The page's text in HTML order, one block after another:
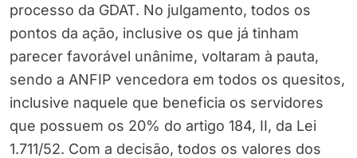
processo da GDAT. No julgamento, todos os
pontos da ação, inclusive os que já tinham
parecer favorável unânime, voltaram à pauta,
sendo a ANFIP vencedora em todos os quesitos,
inclusive naquele que beneficia os servidores
que possuem os 20% do artigo 184, II, da Lei
1.711/52. Com a decisão, todos os valores dos